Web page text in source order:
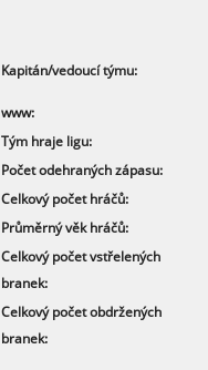
Kapitán/vedoucí týmu:
www:
Tým hraje ligu:
Počet odehraných zápasu:
Celkový počet hráčů:
Průměrný věk hráčů:
Celkový počet vstřelených
branek:
Celkový počet obdržených
branek: